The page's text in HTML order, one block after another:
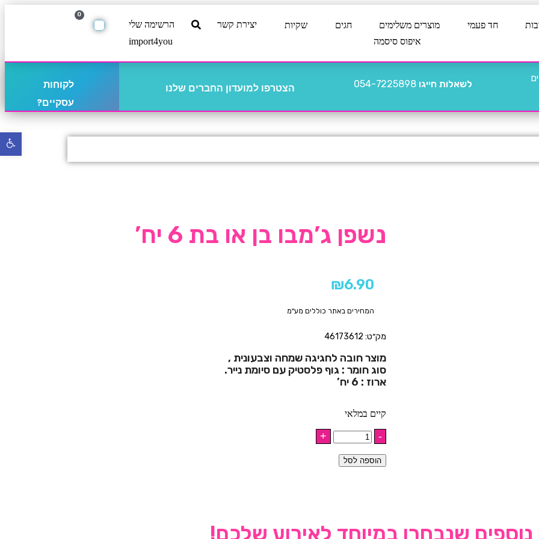
חד פעמי מוצרים משלימים חגים שקיות יצירת קשר
הרשימה שלי
איפוס סיסמה import4you
0
לשאלות חייגו 054-7225898 הצטרפו למועדון החברים שלנו
לקוחות
עסקיים?
נשפן ג’מבו בן או בת 6 יח’
₪6.90
המחירים באתר כוללים מע"מ
מק״ט: 46173612
מוצר חובה לחגיגה שמחה וצבעונית ,
סוג חומר : גוף פלסטיק עם סיומת נייר.
ארוז : 6 יח’
קיים במלאי
הוספה לסל
נוספים שנבחרו במיוחד לאירוע שלכם!
פתח